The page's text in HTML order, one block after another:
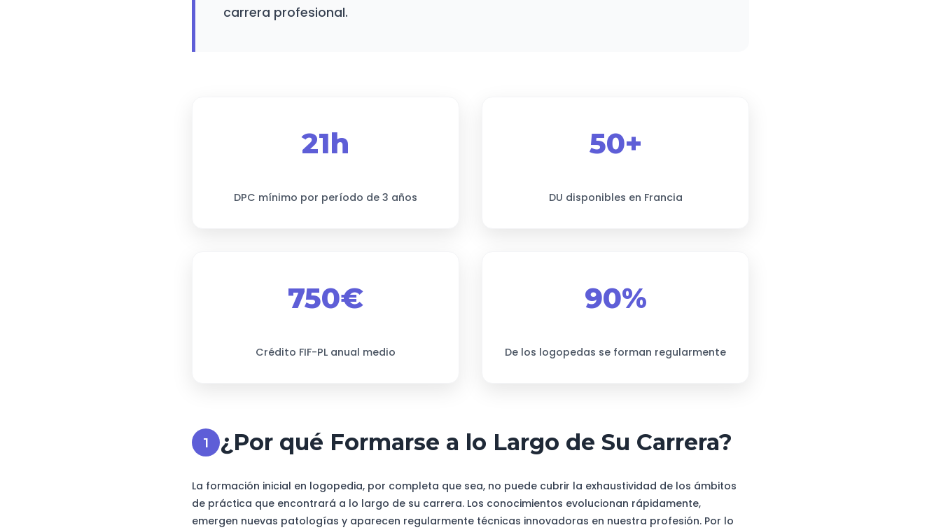
carrera profesional.
21h
DPC mínimo por período de 3 años
50+
DU disponibles en Francia
750€
Crédito FIF-PL anual medio
90%
De los logopedas se forman regularmente
¿Por qué Formarse a lo Largo de Su Carrera?
La formación inicial en logopedia, por completa que sea, no puede cubrir la exhaustividad de los ámbitos
de práctica que encontrará a lo largo de su carrera. Los conocimientos evolucionan rápidamente,
emergen nuevas patologías y aparecen regularmente técnicas innovadoras en nuestra profesión. Por lo